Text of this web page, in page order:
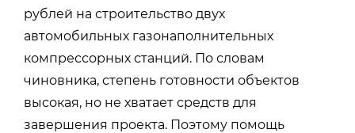
рублей на строительство двух
автомобильных газонаполнительных
компрессорных станций. По словам
чиновника, степень готовности объектов
высокая, но не хватает средств для
завершения проекта. Поэтому помощь